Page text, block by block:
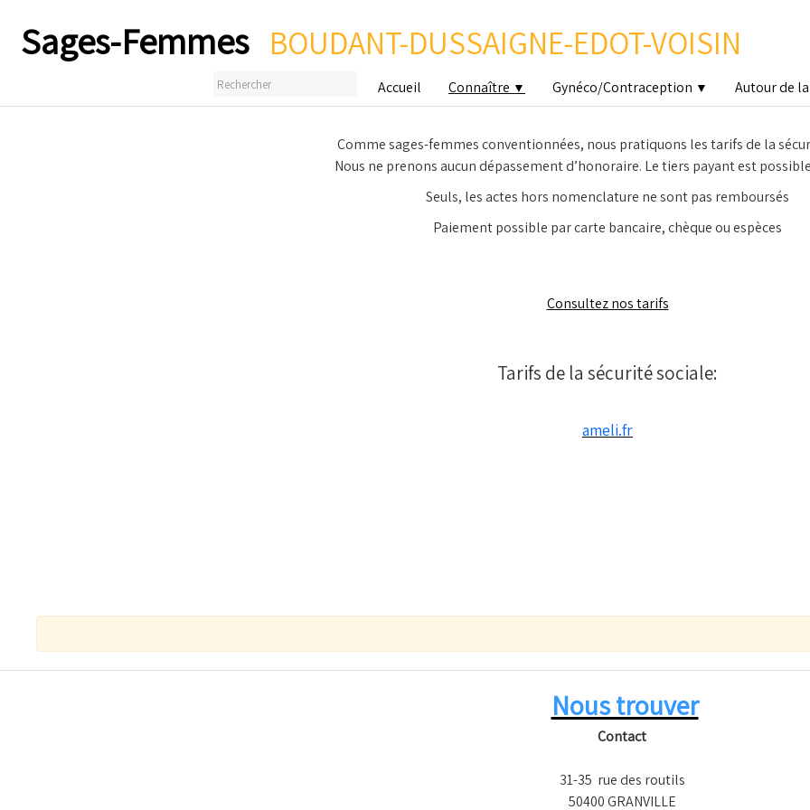
Sages-Femmes BOUDANT-DUSSAIGNE-EDOT-VOISIN
Accueil Connaître ▼ Gynéco/Contraception ▼ Autour de
Comme sages-femmes conventionnées, nous pratiquons les tarifs de la
Nous ne prenons aucun dépassement d’honoraire. Le tiers payant est
Seuls, les actes hors nomenclature ne sont pas remboursés
Paiement possible par carte bancaire, chèque ou espèces
Consultez nos tarifs
Tarifs de la sécurité sociale:
ameli.fr
Nous trouver
Contact
31-35 rue des routils
50400 GRANVILLE